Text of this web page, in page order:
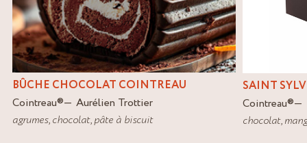
BÛCHE CHOCOLAT COINTREAU
Cointreau®
Aurélien Trottier
agrumes,chocolat,pâte à biscuit
SAINT
Cointreau®
chocolat,